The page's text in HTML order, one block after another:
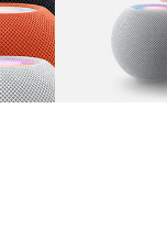
图像 1